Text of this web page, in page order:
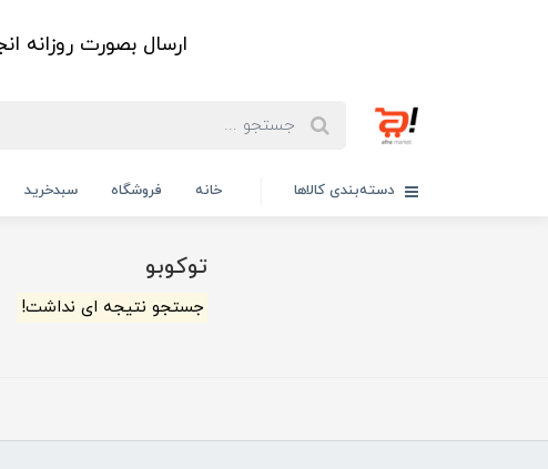
ارسال بصورت
دسته‌بندی کالاها خانه فروشگاه سبدخرید
توکوبو
جستجو نتیجه ای نداشت!